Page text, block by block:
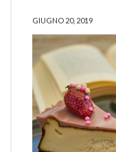
GIUGNO 20, 2019